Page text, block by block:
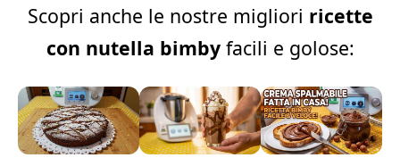
Scopri anche le nostre migliori ricette
con nutella bimbyfacili e golose: